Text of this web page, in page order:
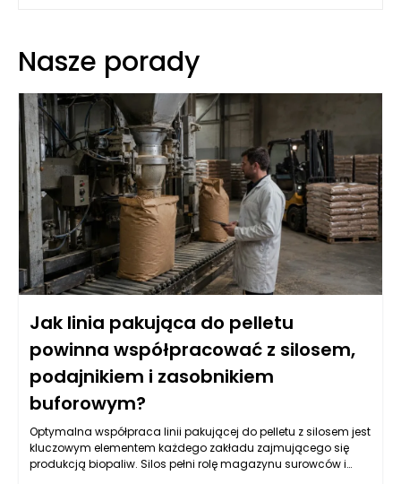
Nasze porady
Jak linia pakująca do pelletu
powinna współpracować z silosem,
podajnikiem i zasobnikiem
buforowym?
Optymalna współpraca linii pakującej do pelletu z silosem jest
kluczowym elementem każdego zakładu zajmującego się
produkcją biopaliw. Silos pełni rolę magazynu surowców i